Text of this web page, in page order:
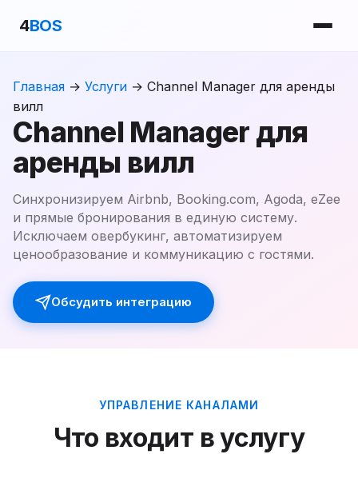
4BOS
Главная → Услуги → Channel Manager для аренды
вилл
Channel Manager для
аренды вилл
Синхронизируем Airbnb, Booking.com, Agoda, eZee
и прямые бронирования в единую систему.
Исключаем овербукинг, автоматизируем
ценообразование и коммуникацию с гостями.
Обсудить интеграцию
УПРАВЛЕНИЕ КАНАЛАМИ
Что входит в услугу